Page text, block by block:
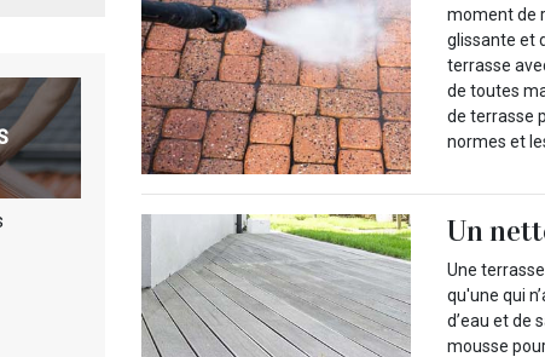
moment de
glissante et
terrasse
de toutes
de terrasse
normes et
Un
Une
qu'une qui
d’eau et de
mousse